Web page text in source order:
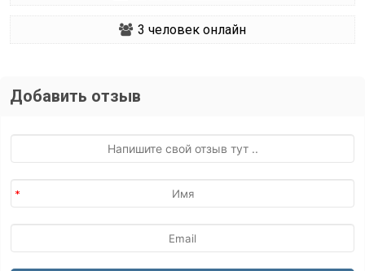
3 человек онлайн
Добавить отзыв